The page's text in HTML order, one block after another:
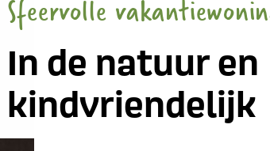
Sfeervolle
In de natuur en
kindvriendelijk